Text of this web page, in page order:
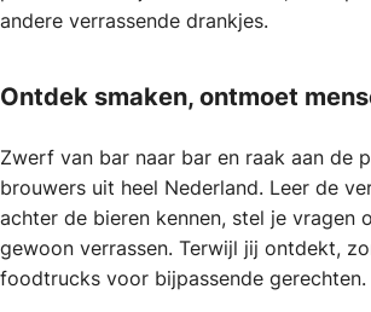
andere verrassende drankjes.
Ontdek smaken, ontmoet
Zwerf van bar naar bar en raak aan de
brouwers uit heel Nederland. Leer de
achter de bieren kennen, stel je vragen
gewoon verrassen. Terwijl jij ontdekt,
foodtrucks voor bijpassende gerechten.